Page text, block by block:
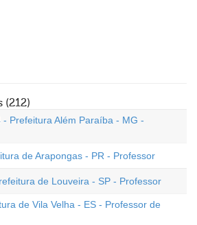
(212)
- Prefeitura Além Paraíba - MG -
de Arapongas - PR - Professor
de Louveira - SP - Professor
de Vila Velha - ES - Professor de